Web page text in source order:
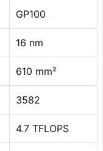
GP100
16 nm
610 mm²
3582
4.7 TFLOPS